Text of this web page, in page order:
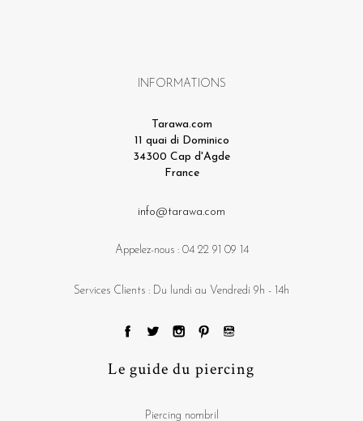
INFORMATIONS
Tarawa.com
11 quai di Dominico
34300 Cap d'Agde
France
info@tarawa.com
Appelez-nous : 04 22 91 09 14
Services Clients : Du lundi au Vendredi 9h - 14h
Le guide du piercing
Piercing nombril